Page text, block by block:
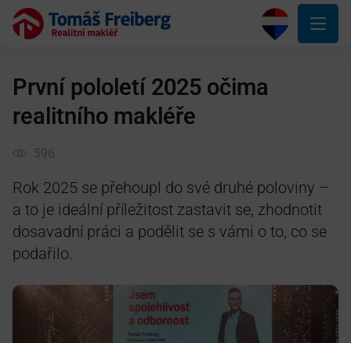
První pololetí 2025 očima
realitního makléře
596
Rok 2025 se přehoupl do své druhé poloviny –
a to je ideální příležitost zastavit se, zhodnotit
dosavadní práci a podělit se s vámi o to, co se
podařilo.